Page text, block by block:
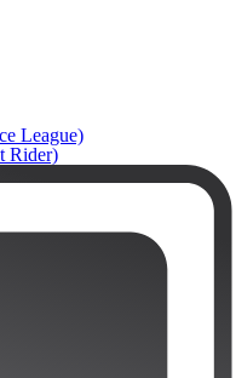
League)
Rider)